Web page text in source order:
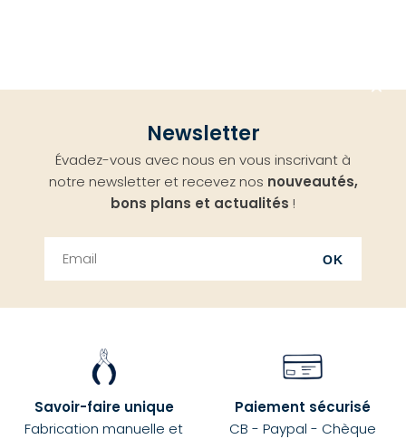
Newsletter
Évadez-vous avec nous en vous inscrivant à
notre newsletter et recevez nos nouveautés,
bons plans et actualités !
OK
Savoir-faire unique
Fabrication manuelle et
Paiement sécurisé
CB - Paypal - Chèque